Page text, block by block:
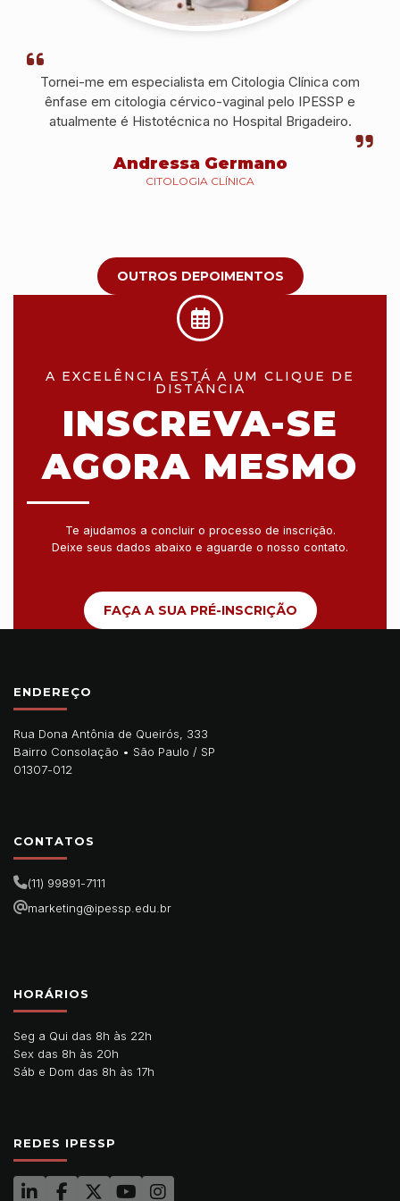
Tornei-me em especialista em Citologia Clínica com
ênfase em citologia cérvico-vaginal pelo IPESSP e
atualmente é Histotécnica no Hospital Brigadeiro.
Andressa Germano
CITOLOGIA CLÍNICA
OUTROS DEPOIMENTOS
A EXCELÊNCIA ESTÁ A UM CLIQUE DE
DISTÂNCIA
INSCREVA-SE
AGORA MESMO
Te ajudamos a concluir o processo de inscrição.
Deixe seus dados abaixo e aguarde o nosso contato.
FAÇA A SUA PRÉ-INSCRIÇÃO
ENDEREÇO
Rua Dona Antônia de Queirós, 333
Bairro Consolação • São Paulo / SP
01307-012
CONTATOS
(11) 99891-7111
marketing@ipessp.edu.br
HORÁRIOS
Seg a Qui das 8h às 22h
Sex das 8h às 20h
Sáb e Dom das 8h às 17h
REDES IPESSP